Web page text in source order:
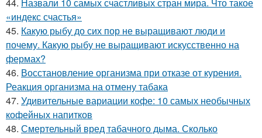
44. Назвали 10 самых счастливых стран мира. Что такое
«индекс счастья»
45. Какую рыбу до сих пор не выращивают люди и
почему. Какую рыбу не выращивают искусственно на
фермах?
46. Восстановление организма при отказе от курения.
Реакция организма на отмену табака
47. Удивительные вариации кофе: 10 самых необычных
кофейных напитков
48. Смертельный вред табачного дыма. Сколько